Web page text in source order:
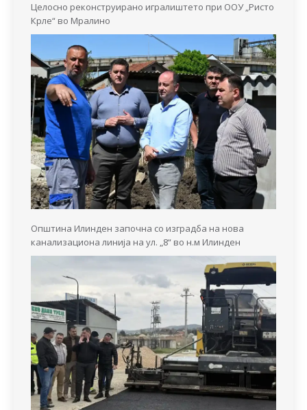
Целосно реконструирано игралиштето при ООУ „Ристо
Крле“ во Мралино
Општина Илинден започна со изградба на нова
канализациона линија на ул. „8“ во н.м Илинден